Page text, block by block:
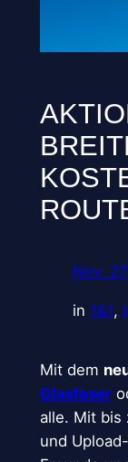
Nov.
in 1&1,
Mit dem
Glasfaser
alle. Mit bis
und